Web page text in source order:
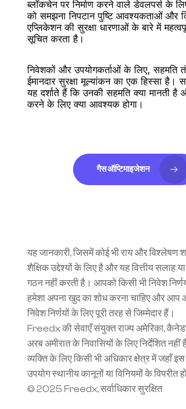
ब्लॉकचेन पर निर्माण करने वाले डेवलपर्स के
को समझना निपटान पुष्टि आवश्यकताओं और
एप्लिकेशन की सुरक्षा धारणाओं के बारे में
सूचित करता है।
निवेशकों और उपयोगकर्ताओं के लिए, सहमति
ईमानदार सुरक्षा मूल्यांकन का एक हिस्सा
यह दर्शाते हैं कि उनकी सहमति क्या मानती है
करने के लिए क्या आवश्यक होगा।
गैस ऑप्टिमाइजेशन
यह जानकारी, जिसमें कोई भी राय और विश्लेषण
शैक्षिक उद्देश्यों के लिए है और यह वित्तीय सलाह
गठन नहीं करती है। आपको किसी भी निवेश
हमेशा अपना खुद का शोध करना चाहिए और आप
निवेश निर्णयों के लिए पूरी तरह से जिम्मेदार हैं।
Freedx की सेवाएँ संयुक्त राज्य अमेरिका,
अरब अमीरात के निवासियों के लिए निर्देशित नहीं
व्यक्ति के लिए किसी भी अधिकार क्षेत्र में जहाँ
उपयोग स्थानीय कानूनों या विनियमों के विपरीत
© 2025 Freedx, सर्वाधिकार सुरक्षित